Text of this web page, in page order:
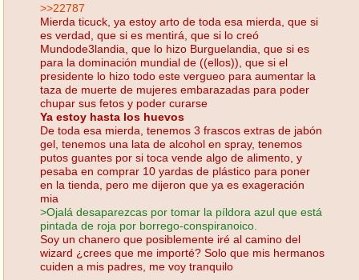
>>22787
Mierda ticuck, ya estoy arto de toda esa mierda, que si
es verdad, que si es mentirá, que si lo creó
Mundode3landia, que lo hizo Burguelandia, que si es
para la dominación mundial de ((ellos)), que si el
presidente lo hizo todo este vergueo para aumentar la
taza de muerte de mujeres embarazadas para poder
chupar sus fetos y poder curarse
Ya estoy hasta los huevos
De toda esa mierda, tenemos 3 frascos extras de jabón
gel, tenemos una lata de alcohol en spray, tenemos
putos guantes por si toca vende algo de alimento, y
pesaba en comprar 10 yardas de plástico para poner
en la tienda, pero me dijeron que ya es exageración
mia
>Ojalá desaparezcas por tomar la píldora azul que está
pintada de roja por borrego-conspiranoico.
Soy un chanero que posiblemente iré al camino del
wizard ¿crees que me importé? Solo que mis hermanos
cuiden a mis padres, me voy tranquilo